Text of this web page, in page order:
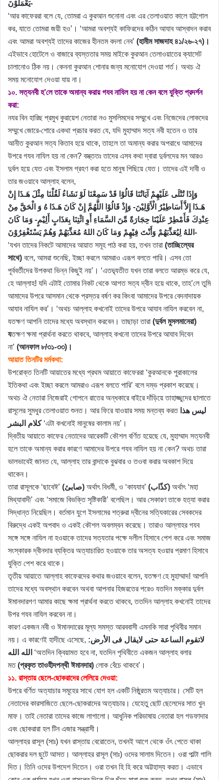
يَعْمَلُوْنَ-
‘আর কাফেররা বলে যে, তোমরা এ কুরআন শুনোনা এবং এর তেলাওয়াত কালে হট্টগোল
কর, যাতে তোমরা জয়ী হও’। ‘আমরা অবশ্যই কাফিরদের কঠিন আযাব আস্বাদন করাব
এবং আমরা অবশ্যই তাদের কাজের হীনতম বদলা নেব’ (হামীম সাজদাহ ৪১/২৬-২৭)।
এইভাবে হোটেলে ও বাজারে ব্যস্ততার সময় মাইকে কুরআন তেলাওয়াতের ক্যাসেট
চালানোও ঠিক নয়। কেননা কুরআন শোনার জন্য মনোযোগ দেওয়া শর্ত। অথচ ঐ
সময় মনোযোগ দেওয়া যায় না।
১০. সত্যনবী হ’লে তাকে অমান্য করায় গযব নাযিল হয় না কেন বলে যুক্তি প্রদর্শন
করা:
নযর বিন হারিছ প্রমুখ কুরায়েশ নেতারা নও মুসলিমদের সম্মুখে এবং নিজেদের লোকদের
সম্মুখে জোরে-শোরে একথা প্রচার করত যে, যদি মুহাম্মাদ সত্য নবী হতেন ও তার
আনীত কুরআন সত্য কিতাব হয়ে থাকে, তাহলে তা অমান্য করার অপরাধে আমাদের
উপরে গযব নাযিল হয় না কেন? বস্ত্ততঃ তাদের এসব কথা দ্বারা দুর্বলদের মন আরও
দুর্বল হয়ে যেত এবং ইসলাম গ্রহণ করা হতে মানুষ পিছিয়ে যেত। তাদের এই দাবী ও
তার জওয়াবে আল্লাহ বলেন,
وَإِذَا تُتْلَى عَلَيْهِمْ آيَاتُنَا قَالُوْا قَدْ سَمِعْنَا لَوْ نَشَاءُ لَقُلْنَا مِثْلَ هَـذَا إِنْ
هَـذَا إِلاَّ أَسَاطِيْرُ الْأَوَّلِيْنَ- وَإِذْ قَالُوْا اللَّهُمَّ إِنْ كَانَ هَـذَا هُ وَ الْحَقَّ مِنْ
عِنْدِكَ فَأَمْطِرْ عَلَيْنَا حِجَارَةً مِّنَ السَّمَاءِ أَوِ ائْتِنَا بِعَذَابٍ أَلِيْمٍ- وَمَا كَانَ
اللهُ لِيُعَذِّبَهُمْ وَأَنْتَ فِيْهِمْ وَمَا كَانَ اللهُ مُعَذِّبَهُمْ وَهُمْ يَسْتَغْفِرُوْنَ-
‘যখন তাদের নিকটে আমাদের আয়াত সমূহ পাঠ করা হয়, তখন তারা (তাচ্ছিল্যের
সাথে) বলে, আমরা শুনেছি, ইচ্ছা করলে আমরাও এরূপ বলতে পারি। এসব তো
পূর্ববর্তীদের উপকথা ভিন্ন কিছুই নয়’। ‘এতদ্ব্যতীত যখন তারা বলতে আরম্ভ করে যে,
হে আল্লাহ! যদি এটাই তোমার নিকট থেকে আগত সত্য দ্বীন হয়ে থাকে, তাহ’লে তুমি
আমাদের উপরে আসমান থেকে প্রস্তর বর্ষণ কর কিংবা আমাদের উপরে বেদনাদায়ক
আযাব নাযিল কর’। ‘অথচ আল্লাহ কখনোই তাদের উপরে আযাব নাযিল করবেন না,
যতক্ষণ আপনি তাদের মধ্যে অবস্থান করবেন। তাছাড়া তারা (দুর্বল মুসলমানেরা)
যতক্ষণ ক্ষমা প্রার্থনা করতে থাকবে, আল্লাহ কখনো তাদের উপরে আযাব দিবেন
না’ (আনফাল ৮/৩১-৩৩)।
আয়াত তিনটির মর্মকথা:
উপরোক্ত তিনটি আয়াতের মধ্যে প্রথম আয়াতে কাফেররা ‘কুরআনকে পুরাকালের
ইতিকথা এবং ইচ্ছা করলে আমরাও এরূপ বলতে পারি’ বলে দম্ভ প্রকাশ করেছে।
অথচ ঐ নেতারা নিজেরাই গোপনে রাতের অন্ধকারে বাইরে দাঁড়িয়ে তাহাজ্জুদের ছালাতে
রাসূলের সুমধুর তেলাওয়াত শুনত। আর ফিরে যাওয়ার সময় মন্তব্য করত ليس هذا
كلام البشر‘এটা কখনোই মানুষের কালাম নয়’।
দ্বিতীয় আয়াতে কাফের নেতাদের আরেকটি কৌশল বর্ণিত হয়েছে যে, মুহাম্মাদ সত্যনবী
হলে তাকে অমান্য করার কারণে আমাদের উপরে গযব নাযিল হয় না কেন? অথচ তারা
ভালভাবেই জানত যে, আল্লাহ তার বান্দাকে বুঝবার ও তওবা করার অবকাশ দিয়ে
থাকেন।
তারা রাসূলকে ‘ছাবেঈ’
(صابئ) অর্থাৎ বিধর্মী, ও ‘কাযযাব’ (كذّاب) অর্থাৎ ‘মহা
মিথ্যাবাদী’ এবং ‘সমাজে বিভক্তি সৃষ্টিকারী’ বলেছিল। আর সেকারণ তাকে হত্যা করার
সিদ্ধান্ত নিয়েছিল। বর্তমান যুগে ইসলামের শত্রুরা দ্বীনের সত্যিকারের সেবকদের
বিরুদ্ধে একই অপবাদ ও একই কৌশল অবলম্বন করেছে। তারাও আল্লাহর গযব
সঙ্গে সঙ্গে নাযিল না হওয়াকে তাদের সত্যতার পক্ষে দলীল হিসাবে পেশ করে এবং সমাজ
সংস্কারক দ্বীনদার ব্যক্তির অত্যাচারিত হওয়াকে তার অসত্য হওয়ার প্রমাণ হিসাবে
যুক্তি পেশ করে থাকে।
তৃতীয় আয়াতে আল্লাহ কাফেরদের কথার জওয়াবে বলেন, যতক্ষণ হে মুহাম্মাদ! আপনি
তাদের মধ্যে অবস্থান করবেন অথবা আপনার হিজরতের পরেও যতদিন মক্কার দুর্বল
ঈমানদারগণ আমার কাছে ক্ষমা প্রার্থনা করতে থাকবে, ততদিন আল্লাহ কখনোই তাদের
উপর গযব নাযিল করবেন না।
কারণ একজন নবী ও ঈমানদারের মূল্য সমস্ত আরববাসী এমনকি সারা পৃথিবীর সমান
নয়। এ কারণেই হাদীছে এসেছে,
لاتقوم الساعة حتى لايقال فى الأرض:
الله الله ‘অতদিন ক্বিয়ামত হবে না, যতদিন পৃথিবীতে একজন আল্লাহ বলার
মত(প্রকৃত তাওহীদপন্থী ঈমানদার) লোক বেঁচে থাকবে’।
১১. রাস্তায় ছেলে-ছোকরাদের লেলিয়ে দেওয়া:
উপরে বর্ণিত অত্যাচার সমূহের সাথে যোগ হল একটি নিষ্ঠুরতম অত্যাচার। সেটি হল
নেতাদের কারসাজিতে ছেলে-ছোকরাদের অত্যাচার। যেহেতু ছোট ছেলেদের সাত খুন
মাফ। তাই নেতারা তাদের কাজে লাগালো। আধুনিক পরিভাষায় নেতারা হল গডফাদার
এবং ছোকরারা হল টিন এজার সন্ত্রাসী।
আল্লাহর রাসূল (সাঃ) যখন রাস্তায় বেরোতেন, তখনই আগে থেকে ওঁৎ পেতে থাকা
ছোকরার দল ছুটে আসত। আল্লাহর রাসূল (সাঃ) ওদের সালাম দিতেন। ওরা পাল্টা গালি
দিত। তিনি ওদের উপদেশ দিতেন। ওরা তখন হি হি করে অট্টহাস্য করত। এভাবে